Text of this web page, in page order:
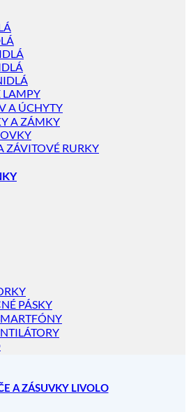
LAMPY
A ÚCHYTY
A ZÁMKY
ZÁVITOVÉ RURKY
PÁSKY
A ZÁSUVKY LIVOLO